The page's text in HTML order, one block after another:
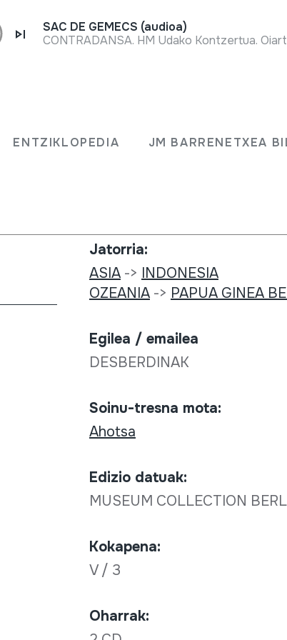
ENTZIKLOPEDIA JM BARRENETXEA
SAC DE GEMECS (audioa)
CONTRADANSA. HM Udako Kontzertua.
Fonoteka
Jatorria:
ASIA-> INDONESIA
OZEANIA-> PAPUA GINEA
Egilea / emailea
DESBERDINAK
Soinu-tresna mota:
Ahotsa
Edizio datuak:
MUSEUM COLLECTION
Kokapena:
V / 3
Oharrak: